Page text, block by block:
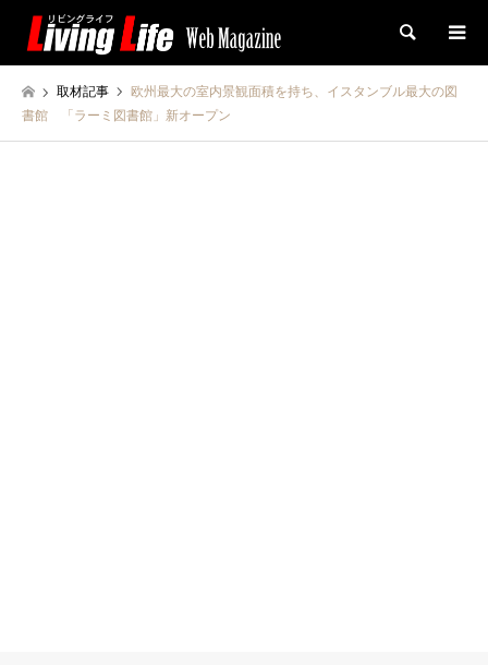
検索
取材記事
欧州最大の室内景観面積を持ち、イスタンブル最大の図
書館 「ラーミ図書館」新オープン